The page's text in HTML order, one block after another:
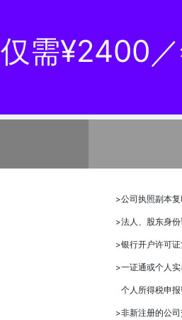
仅需¥2400
>公司执照副本
>法人、股东身
>银行开户许可
>一证通或个人实
个人所得税申
>非新注册的公